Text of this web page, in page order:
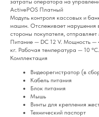
затраты оператора на
ActivePOS Платный
Модуль контроля кассовых и
машин. Отслеживает нарушения
стороны покупателя,
Питание — DC 12 V. Мощность
кг. Рабочая температура — 10
Комплектация
Видеорегистратор (в
Кабель питания
Блок питания
Мышь
Винты для крепления
Технический паспорт